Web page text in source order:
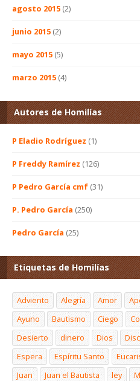
agosto 2015 (2)
junio 2015 (2)
mayo 2015 (5)
marzo 2015 (4)
Autores de Homilías
P Eladio Rodríguez (1)
P Freddy Ramírez (126)
P Pedro García cmf (31)
P. Pedro García (250)
Pedro García (25)
Etiquetas de Homilías
Adviento Alegría Amor
Ayuno
Bautismo Ciego
Desierto
dinero Dios
Espera
Espíritu Santo
Juan
Juan el Bautista ley